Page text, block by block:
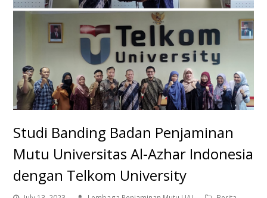
Studi Banding Badan Penjaminan
Mutu Universitas Al-Azhar Indonesia
dengan Telkom University